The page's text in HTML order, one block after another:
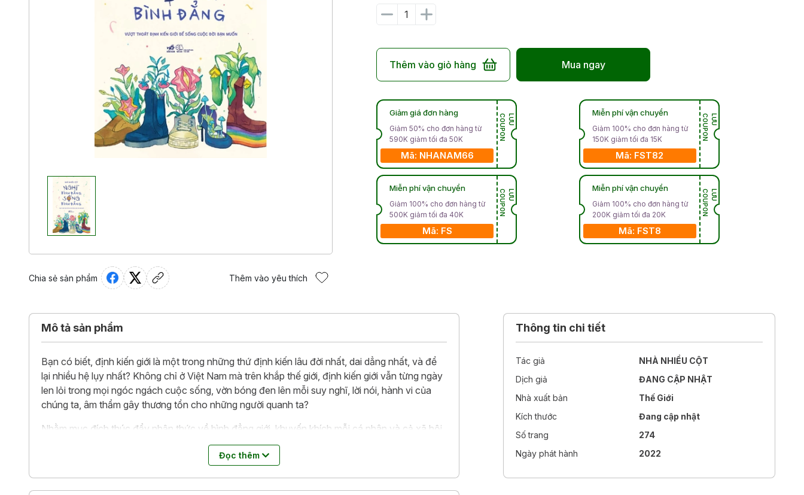
Chia sẻ sản phẩm Thêm vào yêu thích
Thêm vào giỏ hàng Mua ngay
Giảm giá đơn hàng
Giảm 50% cho đơn hàng từ
590K giảm tối đa 50K
Mã: NHANAM66
L
Ư
U
C
O
U
P
O
N
Miễn phí vận chuyển
Giảm 100% cho đơn hàng từ
500K giảm tối đa 40K
Mã: FS
L
Ư
U
C
O
U
P
O
N
Miễn phí vận chuyển
Giảm 100% cho đơn hàng từ
150K giảm tối đa 15K
Mã: FST82
L
Ư
U
C
O
U
P
O
N
Miễn phí vận chuyển
Giảm 100% cho đơn hàng từ
200K giảm tối đa 20K
Mã: FST8
L
Ư
U
C
O
U
P
O
N
Mô tả sản phẩm
Bạn có biết, định kiến giới là một trong những thứ định kiến lâu đời nhất, dai dẳng nhất, và để
lại nhiều hệ lụy nhất? Không chỉ ở Việt Nam mà trên khắp thế giới, định kiến giới vẫn từng ngày
len lỏi trong mọi ngóc ngách cuộc sống, vờn bóng đen lên mỗi suy nghĩ, lời nói, hành vi của
chúng ta, âm thẩm gây thương tổn cho những người quanh ta?
Nhằm mục đích thúc đẩy nhận thức về bình đẳng giới, khuyến khích mỗi cá nhân và cả xã hội
Nghĩ bình đẳng, sống bình đẳng
hoạt động bền bỉ của dự án Nhà Nhiều Cột. Cuốn sách giới thiệu và cập nhật những kiến thức
Đọc thêm
Thông tin chi tiết
Tác giả
NHÀ NHIỀU CỘT
Dịch giả
ĐANG CẬP NHẬT
Nhà xuất bản
Thế Giới
Kích thước
Đang cập nhật
Số trang
274
Ngày phát hành
2022